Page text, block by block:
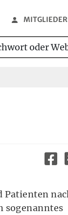
oder
Patienten
sogenanntes